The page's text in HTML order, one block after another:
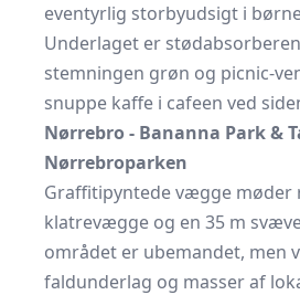
eventyrlig storbyudsigt i
Underlaget er
stemningen grøn og picnic-
snuppe kaffe i cafeen ved
Nørrebro - Bananna Park &
Nørrebroparken
Graffitipyntede vægge møder
klatrevægge og en 35 m
området er ubemandet, men
faldunderlag og masser af